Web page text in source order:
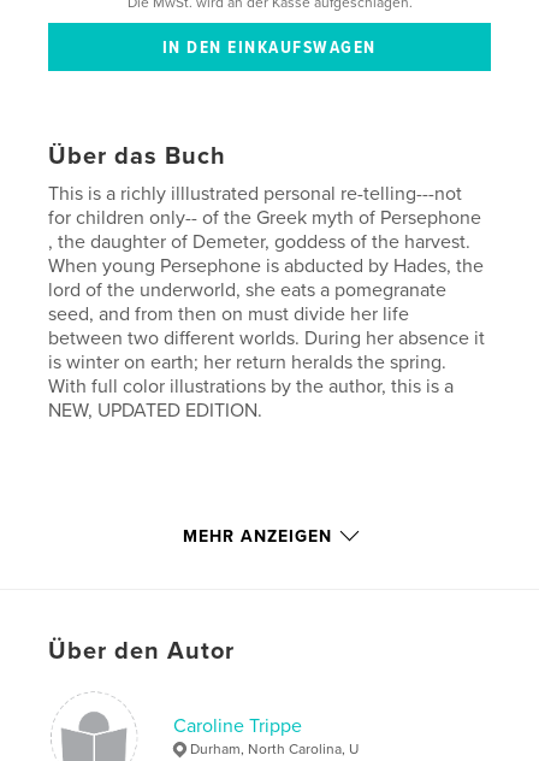
Über das Buch
This is a richly illlustrated personal re-telling---not
for children only-- of the Greek myth of Persephone
, the daughter of Demeter, goddess of the harvest.
When young Persephone is abducted by Hades, the
lord of the underworld, she eats a pomegranate
seed, and from then on must divide her life
between two different worlds. During her absence it
is winter on earth; her return heralds the spring.
With full color illustrations by the author, this is a
NEW, UPDATED EDITION.
Autorenwebsite
http://www.carolinetrippeart.com
Hauptkategorie: Literatur & Fiktion
Weitere Kategorien
Projektoption:Standard-Querformat, 25×20 cm
Seitenanzahl: 40
MEHR ANZEIGEN
Über den Autor
Caroline Trippe
Durham, North Carolina, U